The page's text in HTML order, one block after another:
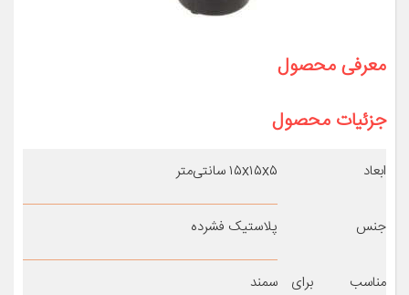
معرفی محصول
جزئیات محصول
ابعاد ۱۵x۱۵x۵ سانتی‌متر
جنس پلاستیک فشرده
مناسب برای
سمند